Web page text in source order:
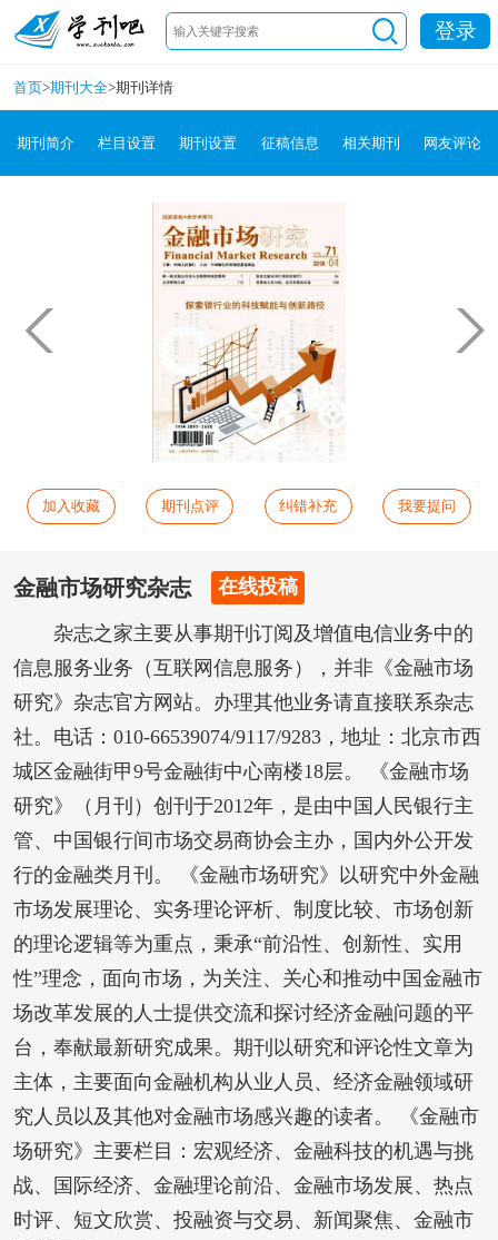
登录
首页>期刊大全>期刊详情
期刊简介 栏目设置 期刊设置 征稿信息 相关期刊 网友评论
加入收藏 期刊点评 纠错补充 我要提问
金融市场研究杂志 在线投稿
杂志之家主要从事期刊订阅及增值电信业务中的
信息服务业务（互联网信息服务），并非《金融市场
研究》杂志官方网站。办理其他业务请直接联系杂志
社。电话：010-66539074/9117/9283，地址：北京市西
城区金融街甲9号金融街中心南楼18层。 《金融市场
研究》（月刊）创刊于2012年，是由中国人民银行主
管、中国银行间市场交易商协会主办，国内外公开发
行的金融类月刊。 《金融市场研究》以研究中外金融
市场发展理论、实务理论评析、制度比较、市场创新
的理论逻辑等为重点，秉承“前沿性、创新性、实用
性”理念，面向市场，为关注、关心和推动中国金融市
场改革发展的人士提供交流和探讨经济金融问题的平
台，奉献最新研究成果。期刊以研究和评论性文章为
主体，主要面向金融机构从业人员、经济金融领域研
究人员以及其他对金融市场感兴趣的读者。 《金融市
场研究》主要栏目：宏观经济、金融科技的机遇与挑
战、国际经济、金融理论前沿、金融市场发展、热点
时评、短文欣赏、投融资与交易、新闻聚焦、金融市